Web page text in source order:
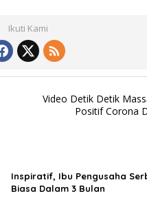
Ikuti Kami
Video Detik Detik
Positif Corona
Inspiratif, Ibu Pengusaha
Biasa Dalam 3 Bulan